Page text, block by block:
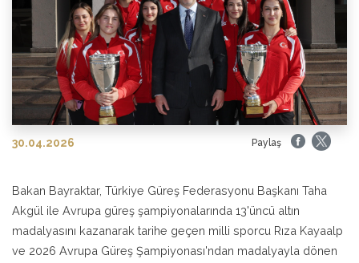
30.04.2026 Paylaş
Bakan Bayraktar, Türkiye Güreş Federasyonu Başkanı Taha
Akgül ile Avrupa güreş şampiyonalarında 13'üncü altın
madalyasını kazanarak tarihe geçen milli sporcu Rıza Kayaalp
ve 2026 Avrupa Güreş Şampiyonası'ndan madalyayla dönen